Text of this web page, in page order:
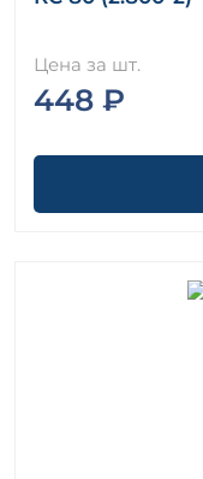
Лотковые
Опоры лотков Серия
Рамы лотков Серия
Решетки
Решетки Серия
Элементы
Элементы
Цена за шт.
448 ₽